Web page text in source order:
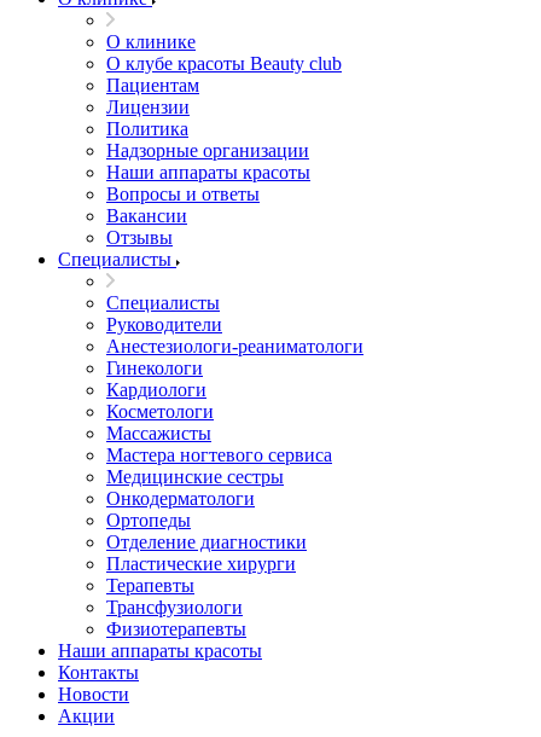
О клинике
О клубе красоты Beauty club
Пациентам
Лицензии
Политика
Надзорные организации
Наши аппараты красоты
Вопросы и ответы
Вакансии
Отзывы
Специалисты
Специалисты
Руководители
Анестезиологи-реаниматологи
Гинекологи
Кардиологи
Косметологи
Массажисты
Мастера ногтевого сервиса
Медицинские сестры
Онкодерматологи
Ортопеды
Отделение диагностики
Пластические хирурги
Терапевты
Трансфузиологи
Физиотерапевты
Наши аппараты красоты
Контакты
Новости
Акции